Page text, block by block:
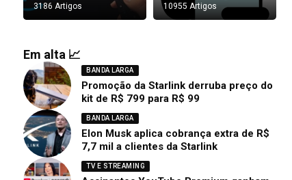
3186 Artigos 10955 Artigos
Em alta 📈
BANDA LARGA
Promoção da Starlink derruba preço do
kit de R$ 799 para R$ 99
BANDA LARGA
Elon Musk aplica cobrança extra de R$
7,7 mil a clientes da Starlink
TV E STREAMING